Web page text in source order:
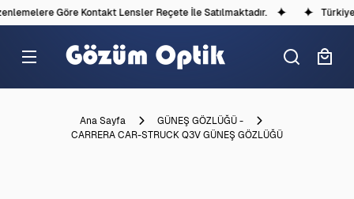
Göre Kontakt Lensler Reçete İle Satılmaktadır.
Ana Sayfa
GÜNEŞ GÖZLÜĞÜ -
CARRERA CAR-STRUCK Q3V GÜNEŞ GÖZLÜĞÜ